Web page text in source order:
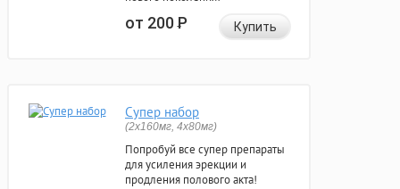
от 200Р Купить
Супер набор
(2х160мг, 4х80мг)
Попробуй все супер препараты
для усиления эрекции и
продления полового акта!